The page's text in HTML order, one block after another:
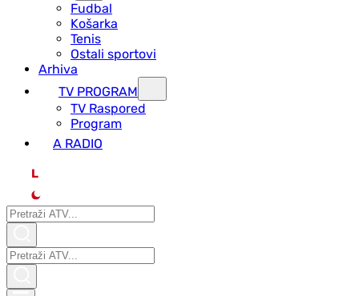
Fudbal
Košarka
Tenis
Ostali sportovi
Arhiva
TV PROGRAM
ТV Raspored
Program
A RADIO
L